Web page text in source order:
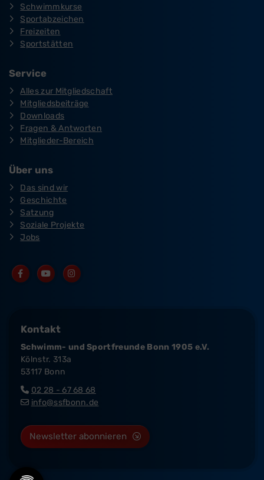
Schwimmkurse
Sportabzeichen
Freizeiten
Sportstätten
Service
Alles zur Mitgliedschaft
Mitgliedsbeiträge
Downloads
Fragen & Antworten
Mitglieder-Bereich
Über uns
Das sind wir
Geschichte
Satzung
Soziale Projekte
Jobs
Kontakt
Schwimm- und Sportfreunde Bonn 1905 e.V.
Kölnstr. 313a
53117 Bonn
02 28 - 67 68 68
info@ssfbonn.de
Newsletter abonnieren